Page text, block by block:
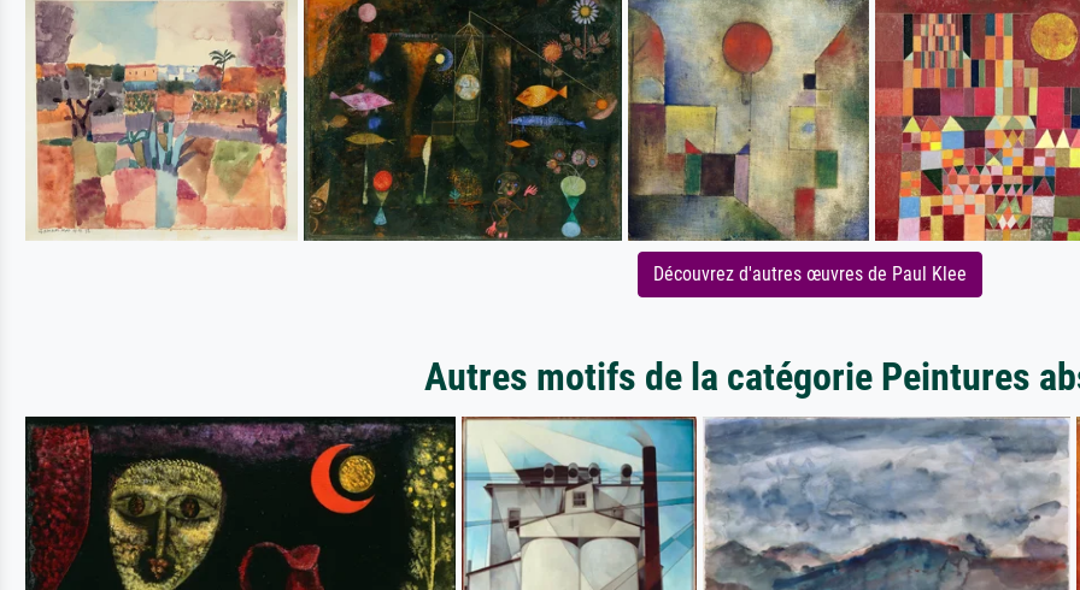
Découvrez d'autres œuvres de Paul Klee
Autres motifs de la catégorie Peintures